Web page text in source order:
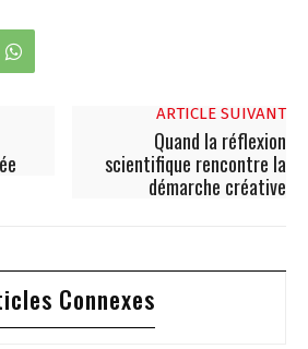
ARTICLE SUIVANT
Quand la réflexion
scientifique rencontre la
démarche créative
Connexes